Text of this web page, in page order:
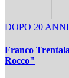
DOPO 20
Franco
Rocco"